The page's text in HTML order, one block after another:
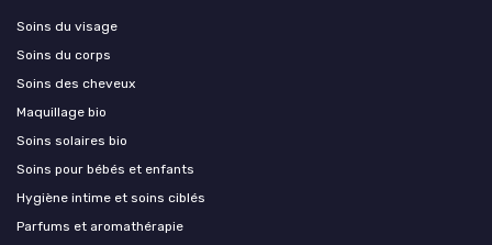
Soins du visage
Soins du corps
Soins des cheveux
Maquillage bio
Soins solaires bio
Soins pour bébés et enfants
Hygiène intime et soins ciblés
Parfums et aromathérapie